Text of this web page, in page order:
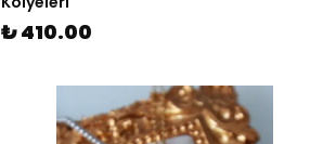
₺ 410.00